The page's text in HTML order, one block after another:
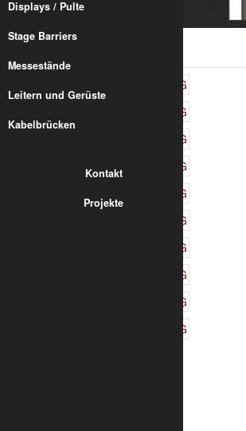
Displays / Pulte
Stage Barriers
Messestände
Leitern und Gerüste
Kabelbrücken
Kontakt
Projekte